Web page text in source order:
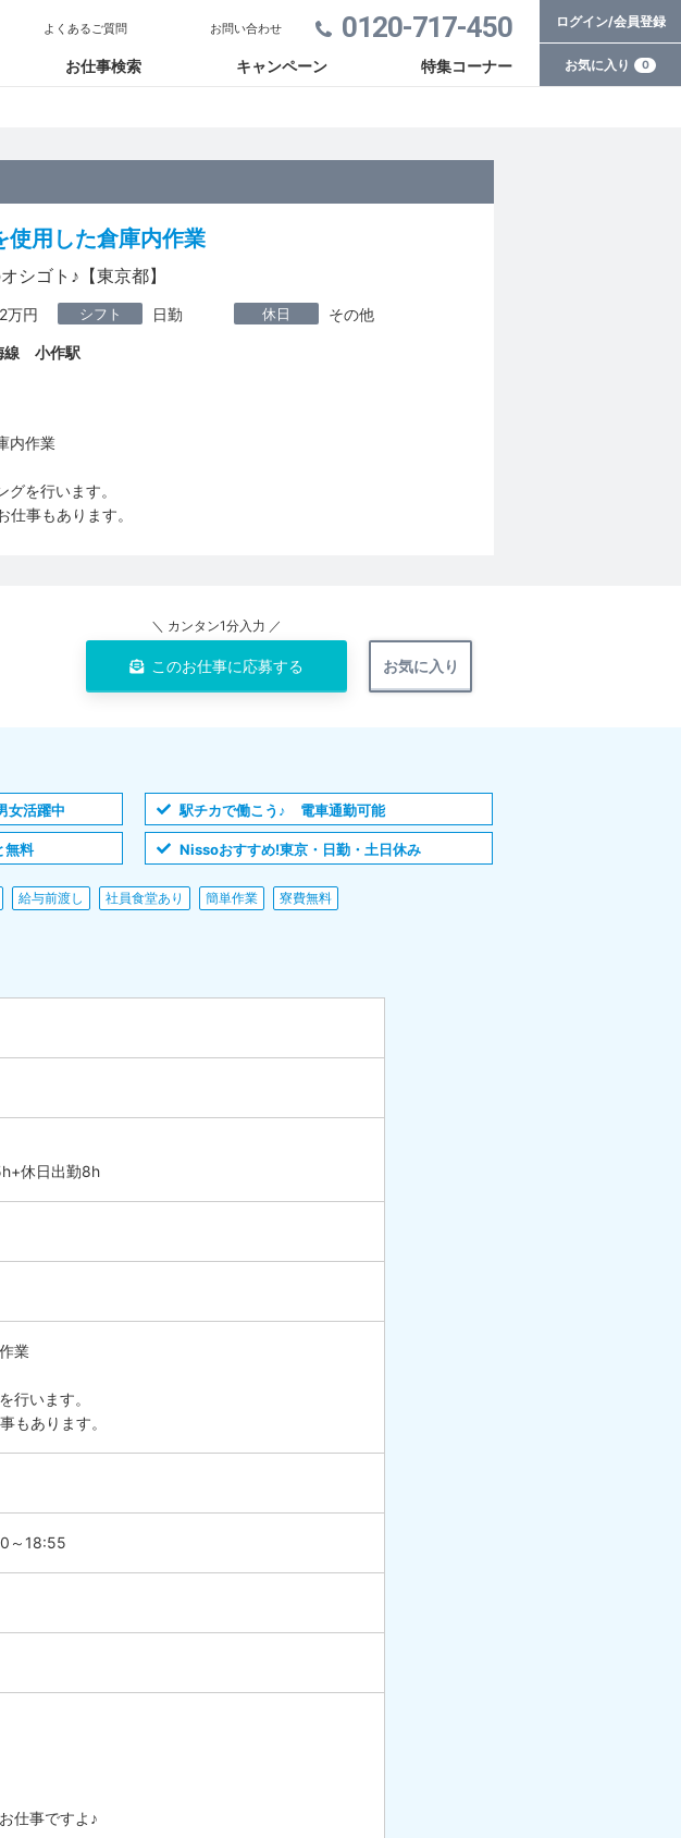
0120-717-450
お仕事検索 キャンペーン 特集コーナー
よくあるご質問 お問い合わせ ログイン/会員登録
お気に入り 0
使用した倉庫内作業
シゴト♪【東京都】
万円 シフト 日勤 休日 その他
線 小作駅
内作業
を行います。
事もあります。
＼ カンタン1分入力 ／
このお仕事に応募する お気に入り
女活躍中 駅チカで働こう♪ 電車通勤可能
無料 Nissoおすすめ!東京・日勤・土日休み
給与前渡し 社員食堂あり 簡単作業 寮費無料
休日出勤8h
業
行います。
もあります。
18:55
仕事ですよ♪